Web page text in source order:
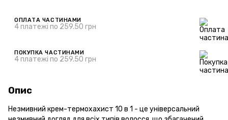
ОПЛАТА ЧАСТИНАМИ
4 платежі по 259.50 грн
ПОКУПКА ЧАСТИНАМИ
4 платежі по 259.50 грн
Опис
Незмивний крем-термохахист 10 в 1 - це універсальний